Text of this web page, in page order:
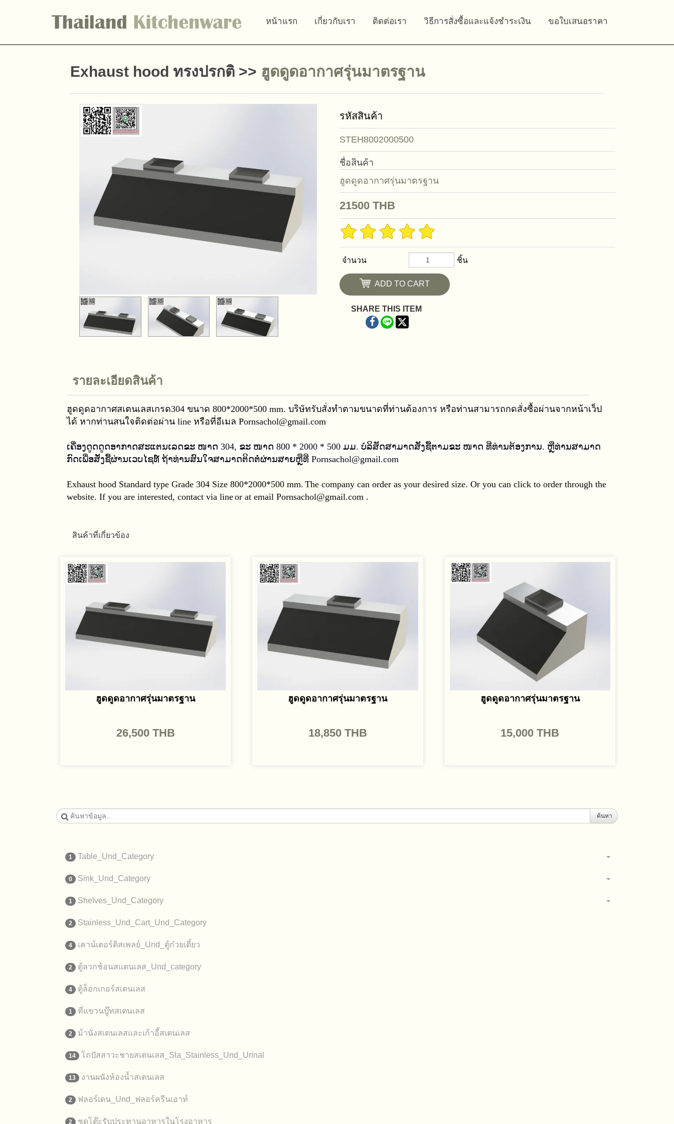
หน้าแรก เกี่ยวกับเรา ติดต่อเรา วิธีการสั่งซื้อและแจ้งชำระเงิน ขอใบเสนอราคา
Exhaust hood ทรงปรกติ >> ฮูดดูดอากาศรุ่นมาตรฐาน
รหัสสินค้า
STEH8002000500
ชื่อสินค้า
ฮูดดูดอากาศรุ่นมาตรฐาน
21500 THB
จำนวน ชิ้น
ADD TO CART
SHARE THIS ITEM
รายละเอียดสินค้า
ฮูดดูดอากาศสเตนเลสเกรด304 ขนาด 800*2000*500 mm.บริษัทรับสั่งทำตามขนาดที่ท่านต้องการ หรือท่านสามารถกดสั่งซื้อผ่านจากหน้าเว็ป
ได้ หากท่านสนใจติดต่อผ่าน line หรือที่อีเมล Pornsachol@gmail.com
ເຄື່ອງດູດດູດອາກາດສະແຕນເລດຂະ ໜາດ 304, ຂະ ໜາດ 800 * 2000 * 500 ມມ.ບໍລິສັດສາມາດສັ່ງຊື້ຕາມຂະ ໜາດ ທີ່ທ່ານຕ້ອງການ. ຫຼືທ່ານສາມາດ
ກົດເພື່ອສັ່ງຊື້ຜ່ານເວບໄຊທ໌ ຖ້າທ່ານສົນໃຈສາມາດຕິດຕໍ່ຜ່ານສາຍຫຼືທີ່ Pornsachol@gmail.com
Exhaust hood Standard type Grade 304 Size 800*2000*500 mm. The company can order as your desired size. Or you can click to order through the
website. If you are interested, contact via lineor at email Pornsachol@gmail.com .
สินค้าที่เกี่ยวข้อง
ฮูดดูดอากาศรุ่นมาตรฐาน
26,500 THB
ฮูดดูดอากาศรุ่นมาตรฐาน
18,850 THB
ฮูดดูดอากาศรุ่นมาตรฐาน
15,000 THB
ค้นหา
1 Table_Und_Category
0 Sink_Und_Category
1 Shelves_Und_Category
2 Stainless_Und_Cart_Und_Category
4 เคาน์เตอร์ดิสเพลย์_Und_ตู้ก๋วยเตี๋ยว
2 ตู้ลวกช้อนสแตนเลส_Und_category
4 ตู้ล็อกเกอร์สเตนเลส
1 ที่แขวนบู๊ทสเตนเลส
2 ม้านั่งสเตนเลสและเก้าอี้สเตนเลส
14 โถปัสสาวะชายสเตนเลส_Sla_Stainless_Und_Urinal
13 งานผนังห้องน้ำสเตนเลส
2 ฟลอร์เดน_Und_ฟลอร์ครีนเอาท์
2 ชุดโต๊ะรับประทานอาหารในโรงอาหาร